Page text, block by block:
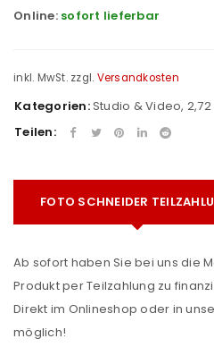
Online: sofort lieferbar
inkl. MwSt. zzgl. Versandkosten
Kategorien:Studio & Video, 2,72
Teilen:
FOTO SCHNEIDER
Ab sofort haben Sie bei uns die
Produkt per Teilzahlung zu
Direkt im Onlineshop oder in
möglich!